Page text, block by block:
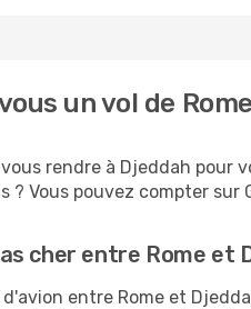
un vol de
rendre à Djeddah
? Vous pouvez compter
cher entre Rome et
entre Rome et